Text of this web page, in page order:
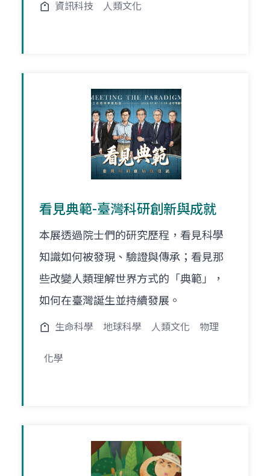
資訊科技 人類文化
看見典範-臺灣科研創新與成就
本展透過院士們的研究歷程，看見科學
知識如何被發現、驗證與傳承；看見那
些改變人類理解世界方式的「典範」，
如何在臺灣誕生並持續發展。
生命科學 地球科學 人類文化 物理
化學